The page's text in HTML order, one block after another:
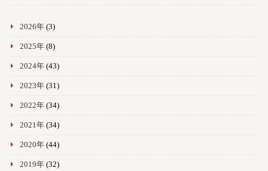
2026年(3)
2025年(8)
2024年(43)
2023年(31)
2022年(34)
2021年(34)
2020年(44)
2019年(32)